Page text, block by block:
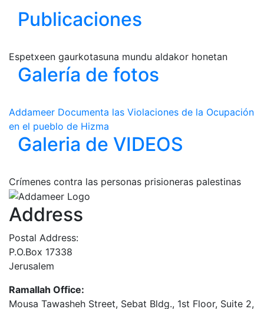
Publicaciones
Espetxeen gaurkotasuna mundu aldakor honetan
Galería de fotos
Addameer Documenta las Violaciones de la Ocupación
en el pueblo de Hizma
Galeria de VIDEOS
Crímenes contra las personas prisioneras palestinas
Address
Postal Address:
P.O.Box 17338
Jerusalem
Ramallah Office:
Mousa Tawasheh Street, Sebat Bldg., 1st Floor, Suite 2,